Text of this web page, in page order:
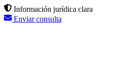
Información jurídica clara
Enviar consulta